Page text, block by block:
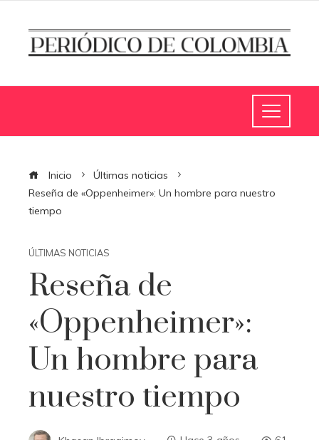
Inicio
Últimas noticias
Reseña de «Oppenheimer»: Un hombre para nuestro
tiempo
ÚLTIMAS NOTICIAS
Reseña de
«Oppenheimer»:
Un hombre para
nuestro tiempo